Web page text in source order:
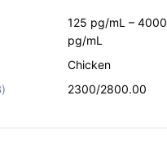
125 pg/mL – 4000
pg/mL
Chicken
2300/2800.00